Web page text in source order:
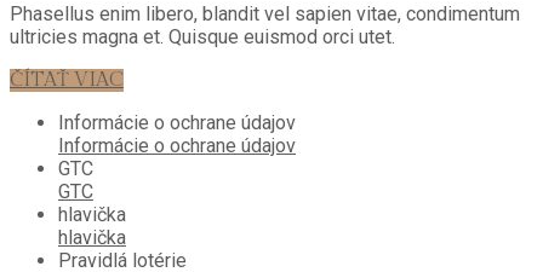
Phasellus enim libero, blandit vel sapien vitae, condimentum
ultricies magna et. Quisque euismod orci utet.
ČÍTAŤ VIAC
Informácie o ochrane údajov
Informácie o ochrane údajov
GTC
GTC
hlavička
hlavička
Pravidlá lotérie